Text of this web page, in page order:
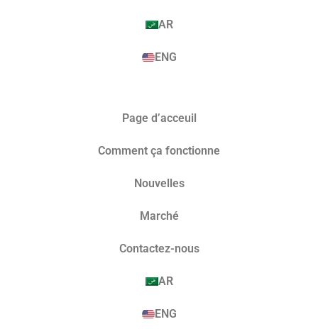
AR
ENG
Page d’acceuil
Comment ça fonctionne
Nouvelles
Marché​
Contactez-nous
AR
ENG